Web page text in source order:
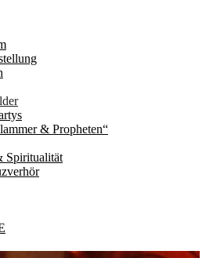
& Propheten“
Spiritualität